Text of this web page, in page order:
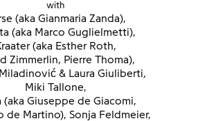
with
(aka Gianmaria Zanda),
(aka Marco Guglielmetti),
(aka Esther Roth,
Zimmerlin, Pierre Thoma),
& Laura Giuliberti,
Miki Tallone,
(aka Giuseppe de Giacomi,
de Martino), Sonja Feldmeier,